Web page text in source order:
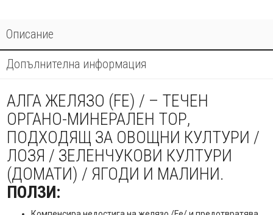
Описание
Допълнителна информация
АЛГА ЖЕЛЯЗО (FE) / – ТЕЧЕН
ОРГАНО-МИНЕРАЛЕН ТОР,
ПОДХОДЯЩ ЗА ОВОЩНИ КУЛТУРИ /
ЛОЗЯ / ЗЕЛЕНЧУКОВИ КУЛТУРИ
(ДОМАТИ) / ЯГОДИ И МАЛИНИ.
ПОЛЗИ: